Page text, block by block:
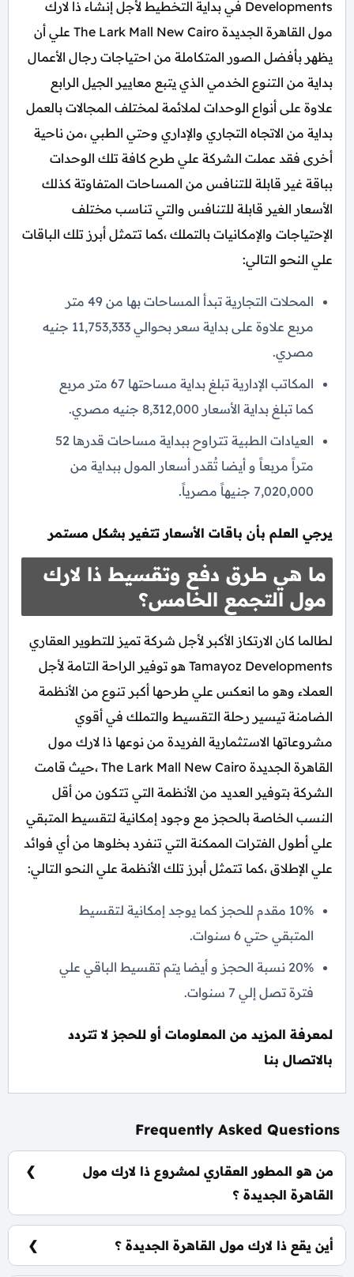
Developments في بداية التخطيط لأجل إنشاء ذا لارك
مول القاهرة الجديدة The Lark Mall New Cairo علي أن
يظهر بأفضل الصور المتكاملة من احتياجات رجال الأعمال
بداية من التنوع الخدمي الذي يتبع معايير الجيل الرابع
علاوة على أنواع الوحدات لملائمة لمختلف المجالات بالعمل
بداية من الاتجاه التجاري والإداري وحتي الطبي ،من ناحية
أخرى فقد عملت الشركة علي طرح كافة تلك الوحدات
بباقة غير قابلة للتنافس من المساحات المتفاوتة كذلك
الأسعار الغير قابلة للتنافس والتي تناسب مختلف
الإحتياجات والإمكانيات بالتملك ،كما تتمثل أبرز تلك الباقات
علي النحو التالي:
المحلات التجارية تبدأ المساحات بها من 49 متر
مربع علاوة على بداية سعر بحوالي 11,753,333 جنيه
مصري.
المكاتب الإدارية تبلغ بداية مساحتها 67 متر مربع
كما تبلغ بداية الأسعار 8,312,000 جنيه مصري.
العيادات الطبية تتراوح ببداية مساحات قدرها 52
متراً مربعاً و أيضا تُقدر أسعار المول ببداية من
7,020,000 جنيهاً مصرياً.
يرجي العلم بأن باقات الأسعار تتغير بشكل مستمر
ما هي طرق دفع وتقسيط ذا لارك
مول التجمع الخامس؟
لطالما كان الارتكاز الأكبر لأجل شركة تميز للتطوير العقاري
Tamayoz Developments هو توفير الراحة التامة لأجل
العملاء وهو ما انعكس علي طرحها أكبر تنوع من الأنظمة
الضامنة تيسير رحلة التقسيط والتملك في أقوي
مشروعاتها الاستثمارية الفريدة من نوعها ذا لارك مول
القاهرة الجديدة The Lark Mall New Cairo ،حيث قامت
الشركة بتوفير العديد من الأنظمة التي تتكون من أقل
النسب الخاصة بالحجز مع وجود إمكانية لتقسيط المتبقي
علي أطول الفترات الممكنة التي تنفرد بخلوها من أي فوائد
علي الإطلاق ،كما تتمثل أبرز تلك الأنظمة علي النحو التالي:
10% مقدم للحجز كما يوجد إمكانية لتقسيط
المتبقي حتي 6 سنوات.
20% نسبة الحجز و أيضا يتم تقسيط الباقي علي
فترة تصل إلي 7 سنوات.
لمعرفة المزيد من المعلومات أو للحجز لا تتردد
بالاتصال بنا
Frequently Asked Questions
من هو المطور العقاري لمشروع ذا لارك مول
القاهرة الجديدة ؟
شركة تميز للتطوير العقاري Tamayoz Developments.
أين يقع ذا لارك مول القاهرة الجديدة ؟
يقع ذا لارك مول القاهرة الجديدة في قلب منطقة التجمع